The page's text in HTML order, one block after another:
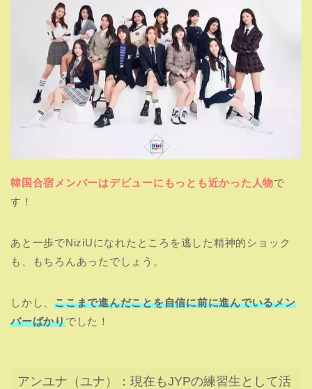
韓国合宿メンバーはデビューにもっとも近かった人物で
す！
あと一歩でNiziUになれたところを逃した精神的ショック
も、もちろんあったでしょう。
しかし、ここまで進んだことを自信に前に進んでいるメン
バーばかりでした！
アンユナ（ユナ）：現在もJYPの練習生として活